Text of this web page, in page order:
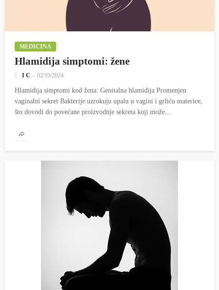
MEDICINA
Hlamidija simptomi: žene
I C 02/10/2024
Hlamidija simptomi kod žena: Genitalna hlamidija Promenjen
vaginalni sekret Bakterije uzrokuju upalu u vagini i grliću materice,
što dovodi do povećane proizvodnje sekreta koji može...